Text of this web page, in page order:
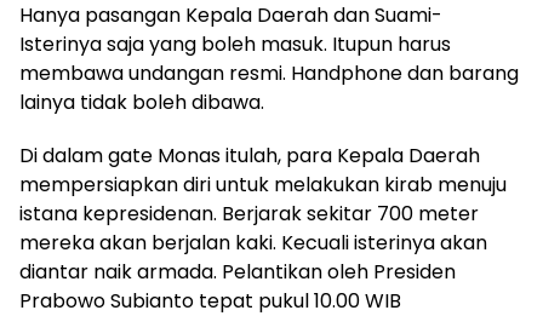
Hanya pasangan Kepala Daerah dan Suami-
Isterinya saja yang boleh masuk. Itupun harus
membawa undangan resmi. Handphone dan barang
lainya tidak boleh dibawa.
Di dalam gate Monas itulah, para Kepala Daerah
mempersiapkan diri untuk melakukan kirab menuju
istana kepresidenan. Berjarak sekitar 700 meter
mereka akan berjalan kaki. Kecuali isterinya akan
diantar naik armada. Pelantikan oleh Presiden
Prabowo Subianto tepat pukul 10.00 WIB